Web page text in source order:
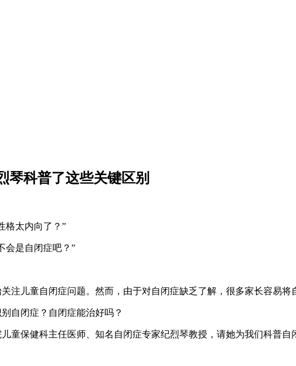
琴科普了这些关键区别
格太内向了？”
会是自闭症吧？”
注儿童自闭症问题。然而，由于对自闭症缺乏了解，很多家长容易
自闭症？自闭症能治好吗？
童保健科主任医师、知名自闭症专家纪烈琴教授，请她为我们科普自